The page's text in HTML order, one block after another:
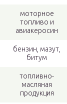
моторное
топливо и
авиакеросин
бензин, мазут,
битум
топливно-
масляная
продукция